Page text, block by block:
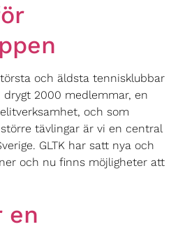
och äldsta tennisklubbar
drygt 2000 medlemmar, en
och som
tävlingar är vi en central
GLTK har satt nya och
och nu finns möjligheter att
en